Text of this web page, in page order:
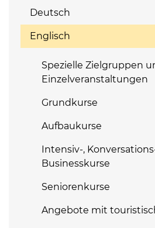
Deutsch
Englisch
Spezielle Zielgruppen
Einzelveranstaltungen
Grundkurse
Aufbaukurse
Intensiv-,
Businesskurse
Seniorenkurse
Angebote mit